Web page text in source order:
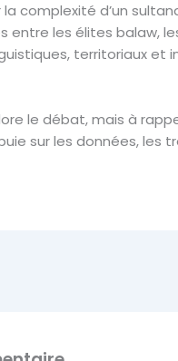
complexité d’un
entre les élites balaw,
territoriaux et
le débat, mais à
sur les données,